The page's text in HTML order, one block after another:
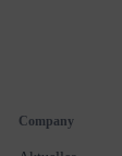
Company